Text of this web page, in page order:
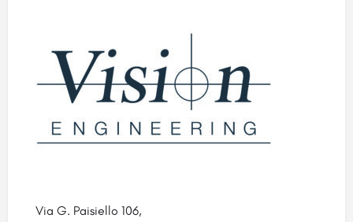
Via G. Paisiello 106,